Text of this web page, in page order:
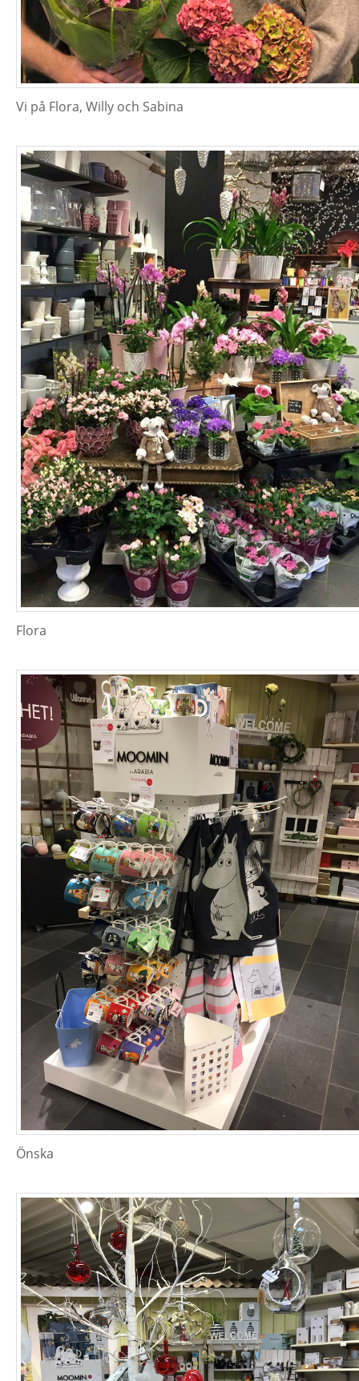
Vi på Flora, Willy och Sabina
Flora
Önska